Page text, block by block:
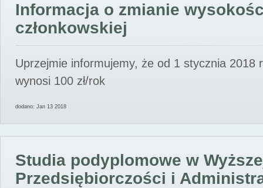
Informacja o zmianie
członkowskiej
Uprzejmie informujemy, że od 1 stycznia 2018
wynosi 100 zł/rok
dodano: Jan 13 2018
Studia podyplomowe w
Przedsiębiorczości i